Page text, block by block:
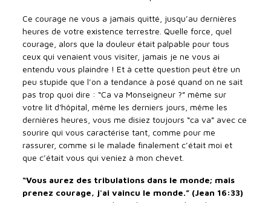
Ce courage ne vous a jamais quitté, jusqu’au dernières
heures de votre existence terrestre. Quelle force, quel
courage, alors que la douleur était palpable pour tous
ceux qui venaient vous visiter, jamais je ne vous ai
entendu vous plaindre ! Et à cette question peut être un
peu stupide que l’on a tendance à posé quand on ne sait
pas trop quoi dire : “Ca va Monseigneur ?” même sur
votre lit d'hôpital, même les derniers jours, même les
dernières heures, vous me disiez toujours “ca va” avec ce
sourire qui vous caractérise tant, comme pour me
rassurer, comme si le malade finalement c’était moi et
que c’était vous qui veniez à mon chevet.
“Vous aurez des tribulations dans le monde; mais
prenez courage, j'ai vaincu le monde.” (Jean 16:33)